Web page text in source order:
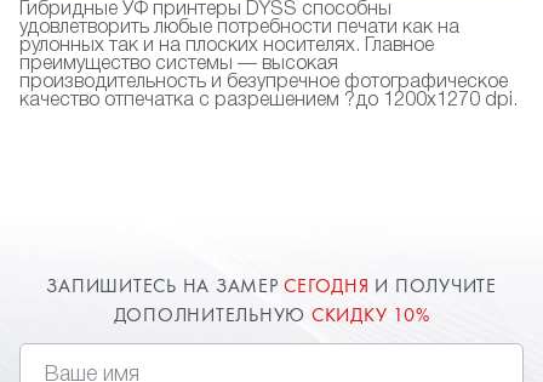
Гибридные УФ принтеры DYSS способны
удовлетворить любые потребности печати как на
рулонных так и на плоских носителях. Главное
преимущество системы — высокая
производительность и безупречное фотографическое
качество отпечатка с разрешением ?до 1200х1270 dpi.
ЗАПИШИТЕСЬ НА ЗАМЕРСЕГОДНЯ И ПОЛУЧИТЕ
ДОПОЛНИТЕЛЬНУЮ СКИДКУ 10%